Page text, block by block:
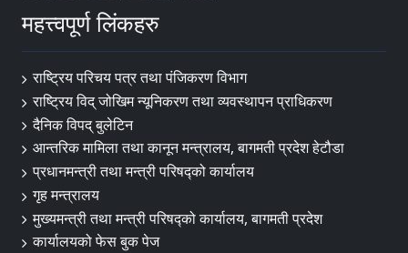
महत्त्वपूर्ण लिंकहरु
राष्ट्रिय परिचय पत्र तथा पंजिकरण विभाग
राष्ट्रिय विद् जोखिम न्यूनिकरण तथा व्यवस्थापन प्राधिकरण
दैनिक विपद् बुलेटिन
आन्तरिक मामिला तथा कानून मन्त्रालय, बागमती प्रदेश हेटौडा
प्रधानमन्त्री तथा मन्त्री परिषद्को कार्यालय
गृह मन्त्रालय
मुख्यमन्त्री तथा मन्त्री परिषद्को कार्यालय, बागमती प्रदेश
कार्यालयको फेस बुक पेज